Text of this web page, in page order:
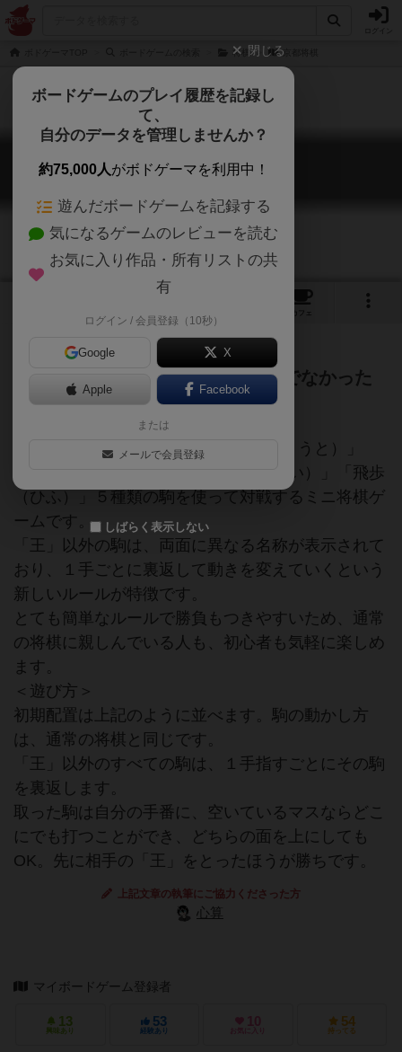
将棋 京都将棋
京都将棋
KYOTO SHOGI
カフェ
予想外の駒の動きが面白い！今までなかった
将棋ゲームが登場！
５×５マスの盤と、「王」「香と（きょうと）」
「銀角（ぎんかく）」「金桂（きんけい）」「飛歩
（ひふ）」５種類の駒を使って対戦するミニ将棋ゲ
ームです。
「王」以外の駒は、両面に異なる名称が表示されて
おり、１手ごとに裏返して動きを変えていくという
新しいルールが特徴です。
とても簡単なルールで勝負もつきやすいため、通常
の将棋に親しんでいる人も、初心者も気軽に楽しめ
ます。
＜遊び方＞
初期配置は上記のように並べます。駒の動かし方
は、通常の将棋と同じです。
「王」以外のすべての駒は、１手指すごとにその駒
を裏返します。
取った駒は自分の手番に、空いているマスならどこ
にでも打つことができ、どちらの面を上にしても
OK。先に相手の「王」をとったほうが勝ちです。
上記文章の執筆にご協力くださった方
心算
マイボードゲーム登録者
13
興味あり
53
経験あり
10
お気に入り
54
持ってる
閉じる
ボードゲームのプレイ履歴を記録し
て、
自分のデータを管理しませんか？
約75,000人がボドゲーマを利用中！
遊んだボードゲームを記録する
気になるゲームのレビューを読む
お気に入り作品・所有リストの共
有
ログイン / 会員登録（10秒）
Google X
Apple Facebook
または
メールで会員登録
しばらく表示しない